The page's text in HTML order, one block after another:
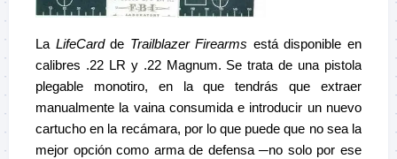
La LifeCardde Trailblazer Firearms está disponible en
calibres .22 LR y .22 Magnum. Se trata de una pistola
plegable monotiro, en la que tendrás que extraer
manualmente la vaina consumida e introducir un nuevo
cartucho en la recámara, por lo que puede que no sea la
mejor opción como arma de defensa ─no solo por ese